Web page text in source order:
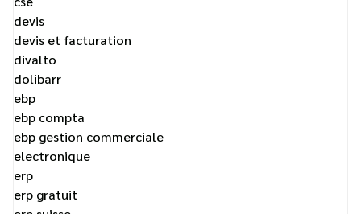
devis
devis et facturation
divalto
dolibarr
ebp
ebp compta
ebp gestion commerciale
electronique
erp
erp gratuit